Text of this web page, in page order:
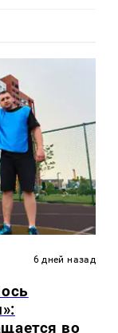
6 дней назад
во